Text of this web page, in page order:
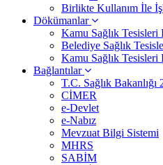
Birlikte Kullanım İle
Dökümanlar
Kamu Sağlık Tesisleri
Belediye Sağlık
Kamu Sağlık Tesisleri
Bağlantılar
T.C. Sağlık
CİMER
e-Devlet
e-Nabız
Mevzuat Bilgi Sistemi
MHRS
SABİM